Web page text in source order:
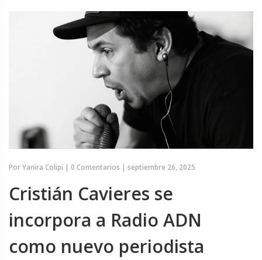
PorYanira Colipi | 0 Comentarios | septiembre 26, 2025
Cristián Cavieres se
incorpora a Radio ADN
como nuevo periodista